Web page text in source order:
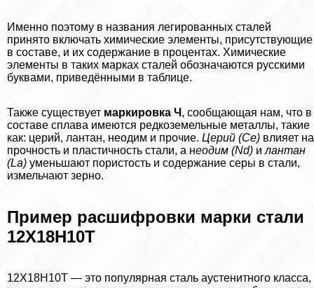
Именно поэтому в названия легированных сталей
принято включать химические элементы, присутствующие
в составе, и их содержание в процентах. Химические
элементы в таких марках сталей обозначаются русскими
буквами, приведёнными в таблице.
Также существует маркировка Ч , сообщающая нам, что в
составе сплава имеются редкоземельные металлы, такие
как: церий, лантан, неодим и прочие. Церий (Ce) влияет на
прочность и пластичность стали, а неодим (Nd) и лантан
(La) уменьшают пористость и содержание серы в стали,
измельчают зерно.
Пример расшифровки марки стали
12Х18Н10Т
12Х18Н10Т — это популярная сталь аустенитного класса,